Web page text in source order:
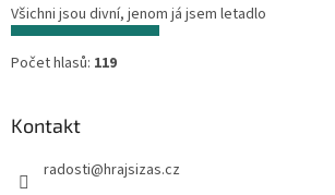
Všichni jsou divní, jenom já jsem letadlo
Počet hlasů: 119
Kontakt
radosti@hrajsizas.cz